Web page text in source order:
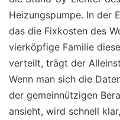
Heizungspumpe. In der
das die Fixkosten des
vierköpfige Familie
verteilt, trägt der
Wenn man sich die
der gemeinnützigen
ansieht, wird schnell